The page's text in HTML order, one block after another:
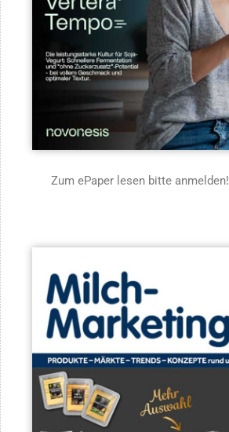
Zum ePaper lesen bitte anmelden!